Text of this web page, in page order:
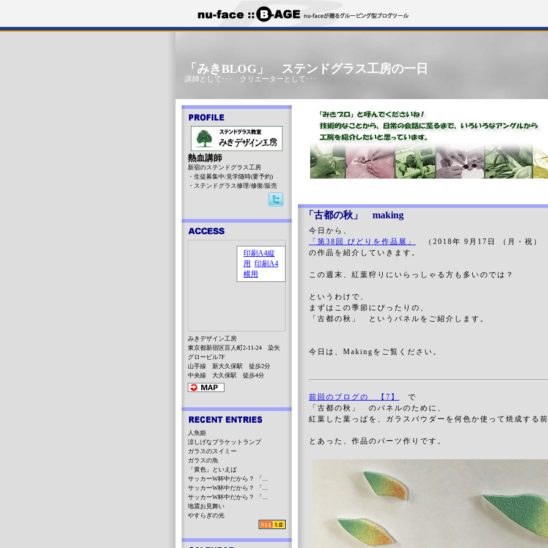
「みきBLOG」 ステンドグラス工房の一日
講師として･･･ クリエーターとして･･･
「古都の秋」 making
今日から、
「第38回 びどりを作品展」
（2018年 9月17日 （月・祝
の作品を紹介していきます。
この週末、紅葉狩りにいらっしゃる方も多いのでは？
というわけで、
まずはこの季節にぴったりの、
「古都の秋」 というパネルをご紹介します。
今日は、Makingをご覧ください。
前回のブログの 【7】
で
「古都の秋」 のパネルのために、
紅葉した葉っぱを、ガラスパウダーを何色か使って焼成す
とあった、作品のパーツ作りです。
熱血講師
新宿のステンドグラス工房
・生徒募集中/見学随時(要予約)
・ステンドグラス修理/修復/販売
みきデザイン工房
東京都新宿区百人町2-11-24 染矢
グロービル7F
山手線 新大久保駅 徒歩2分
中央線 大久保駅 徒歩4分
人魚姫
涼しげなブラケットランプ
ガラスのスイミー
ガラスの魚
「黄色」といえば
サッカーW杯中だから？ 「...
サッカーW杯中だから？ 「...
サッカーW杯中だから？ 「...
地震お見舞い
やすらぎの光